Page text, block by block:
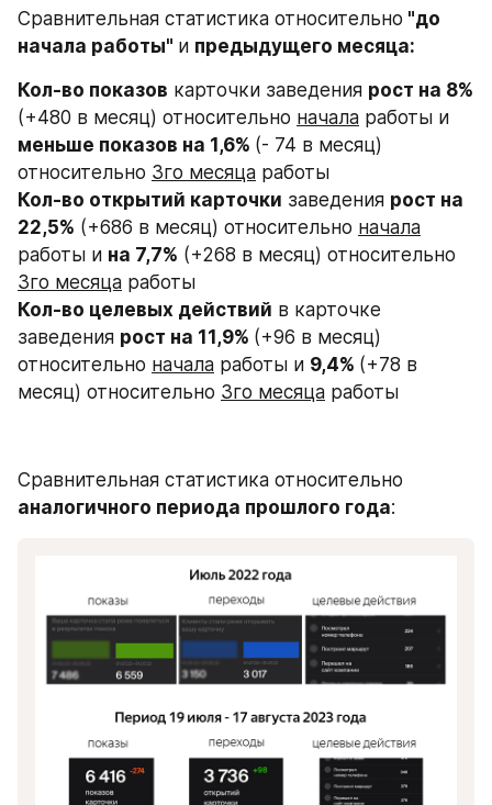
Сравнительная статистика относительно "до
начала работы" и предыдущего месяца:
Кол-во показов карточки заведения
(+480 в месяц) относительно начала
меньше показов на 1,6% (- 74 в месяц)
относительно 3го месяца работы
Кол-во открытий карточки заведения рост на
22,5% (+686 в месяц) относительно начала
работы и на 7,7%
3го месяца работы
Кол-во целевых действий в карточке
заведения рост на 11,9% (+96 в месяц)
относительно начала работы и 9,4% (+78 в
месяц) относительно 3го месяца работы
аналогичного периода прошлого года: